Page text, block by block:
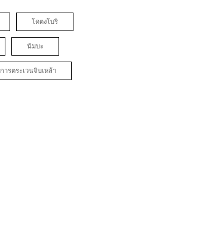
โดตงโบริ
นัมบะ
การตระเวนจิบเหล้า